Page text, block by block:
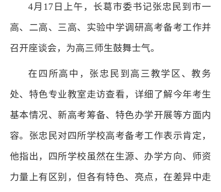
4月17日上午，长葛市委书记张忠民到市一
高、二高、三高、实验中学调研高考备考工作并
召开座谈会，为高三师生鼓舞士气。
在四所高中，张忠民到高三教学区、教务
处、特色专业教室走访查看，详细了解今年考生
基本情况、新高考筹备、特色办学开展等方面内
容。张忠民对四所学校高考备考工作表示肯定，
他指出，四所学校虽然在生源、办学方向、师资
力量上有区别，但各有特色、亮点，在差异中走